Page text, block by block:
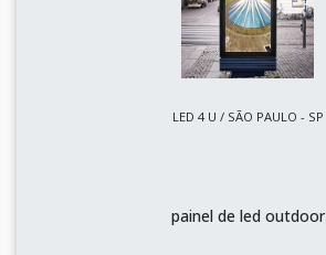
LED 4 U / SÃO PAULO - SP
painel de led outdoor